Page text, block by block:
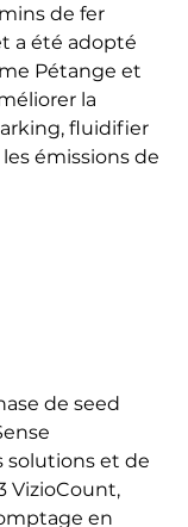
de fer
a été adopté
Pétange et
la
fluidifier
émissions de
de seed
solutions et de
VizioCount,
en